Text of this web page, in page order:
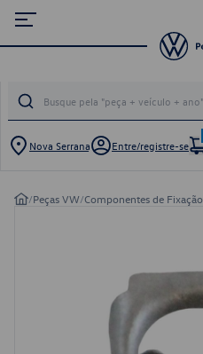
Nova Serrana Entre/registre-se
/Peças VW/Componentes de Fixação